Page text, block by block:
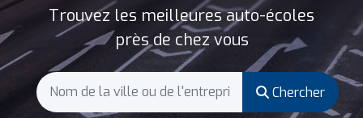
Trouvez les meilleures auto-écoles
près de chez vous
Chercher